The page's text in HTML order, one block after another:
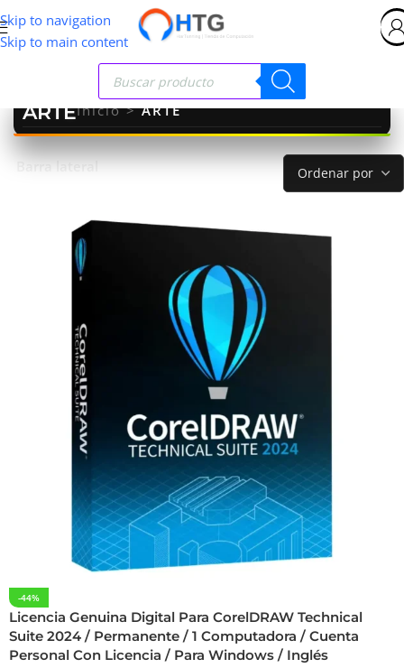
Skip to navigation
Skip to main content
ARTEInicio>ARTE
Barra lateral
-44%
Licencia Genuina Digital Para CorelDRAW Technical
Suite 2024 / Permanente / 1 Computadora / Cuenta
Personal Con Licencia / Para Windows / Inglés